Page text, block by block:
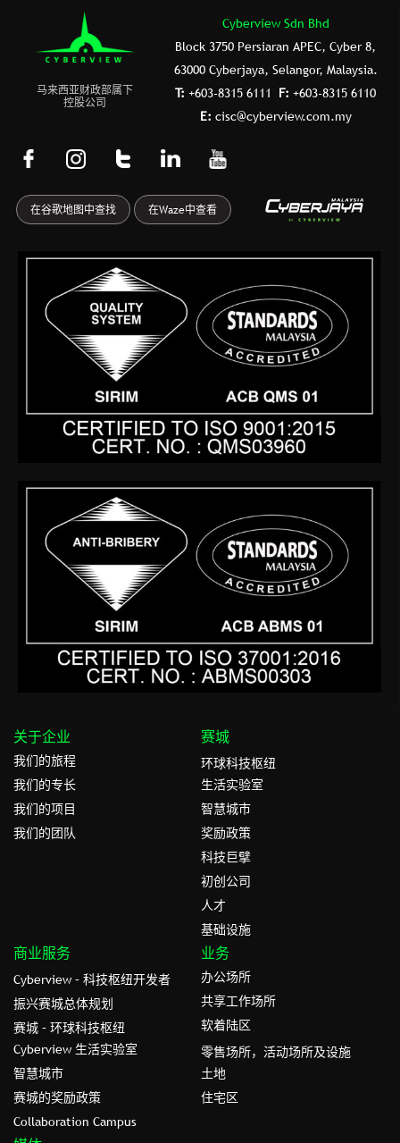
⻢来⻄亚财政部属下
控股公司
Cyberview Sdn Bhd
Block 3750 Persiaran APEC, Cyber 8,
63000 Cyberjaya, Selangor, Malaysia.
T: +603-8315 6111 F: +603-8315 6110
E: cisc@cyberview.com.my
F
c
e
o
I
s
t
g
r
m
T
m
b
r
L
n
k
d
i
n
Y
u
t
b
e
在谷歌地图中查找 在Waze中查看
关于企业
我们的旅程
我们的专⻓
我们的项目
我们的团队
赛城
环球科技枢纽
生活实验室
智慧城市
奖励政策
科技巨擘
初创公司
人才
基础设施
商业服务
Cyberview – 科技枢纽开发者
振兴赛城总体规划
赛城 – 环球科技枢纽
Cyberview 生活实验室
智慧城市
赛城的奖励政策
Collaboration Campus
业务
办公场所
共享工作场所
软着陆区
零售场所，活动场所及设施
土地
住宅区